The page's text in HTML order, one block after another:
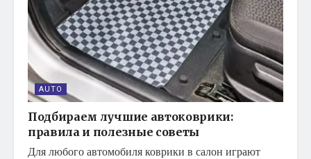
AUTO
Подбираем лучшие автоковрики:
правила и полезные советы
Для любого автомобиля коврики в салон играют